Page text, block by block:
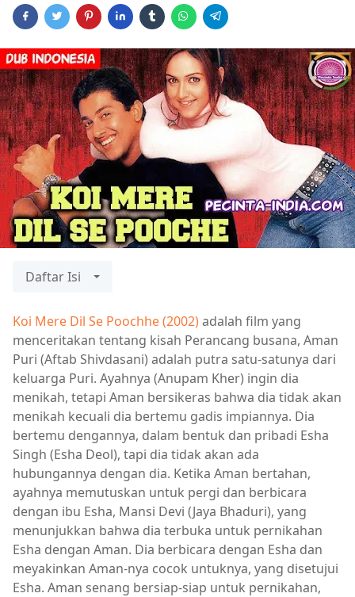
Daftar Isi
Koi Mere Dil Se Poochhe (2002)adalah film yang
menceritakan tentang kisah Perancang busana, Aman
Puri (Aftab Shivdasani) adalah putra satu-satunya dari
keluarga Puri. Ayahnya (Anupam Kher) ingin dia
menikah, tetapi Aman bersikeras bahwa dia tidak akan
menikah kecuali dia bertemu gadis impiannya. Dia
bertemu dengannya, dalam bentuk dan pribadi Esha
Singh (Esha Deol), tapi dia tidak akan ada
hubungannya dengan dia. Ketika Aman bertahan,
ayahnya memutuskan untuk pergi dan berbicara
dengan ibu Esha, Mansi Devi (Jaya Bhaduri), yang
menunjukkan bahwa dia terbuka untuk pernikahan
Esha dengan Aman. Dia berbicara dengan Esha dan
meyakinkan Aman-nya cocok untuknya, yang disetujui
Esha. Aman senang bersiap-siap untuk pernikahan,